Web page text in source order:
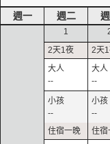
週一 週二
1
--
--
--
--